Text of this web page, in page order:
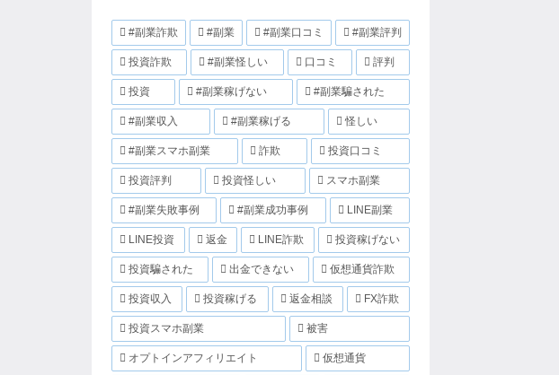
#副業詐欺 #副業 #副業口コミ #副業評判
投資詐欺 #副業怪しい 口コミ 評判
投資 #副業稼げない #副業騙された
#副業収入 #副業稼げる 怪しい
#副業スマホ副業 詐欺 投資口コミ
投資評判 投資怪しい スマホ副業
#副業失敗事例 #副業成功事例 LINE副業
LINE投資 返金 LINE詐欺 投資稼げない
投資騙された 出金できない 仮想通貨詐欺
投資収入 投資稼げる 返金相談 FX詐欺
投資スマホ副業 被害
オプトインアフィリエイト 仮想通貨